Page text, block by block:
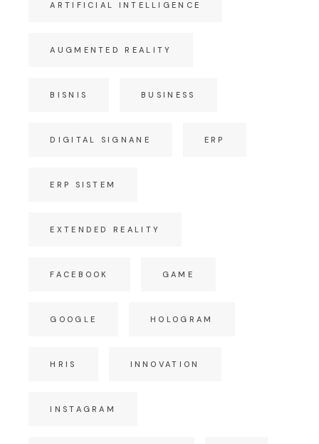
ARTIFICIAL INTELLIGENCE
AUGMENTED REALITY
BISNIS BUSINESS
DIGITAL SIGNANE ERP
ERP SISTEM
EXTENDED REALITY
FACEBOOK GAME
GOOGLE HOLOGRAM
HRIS INNOVATION
INSTAGRAM